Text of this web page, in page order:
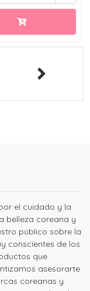
el cuidado y la
belleza coreana y
público sobre la
conscientes de los
que
asesorarte
coreanas y